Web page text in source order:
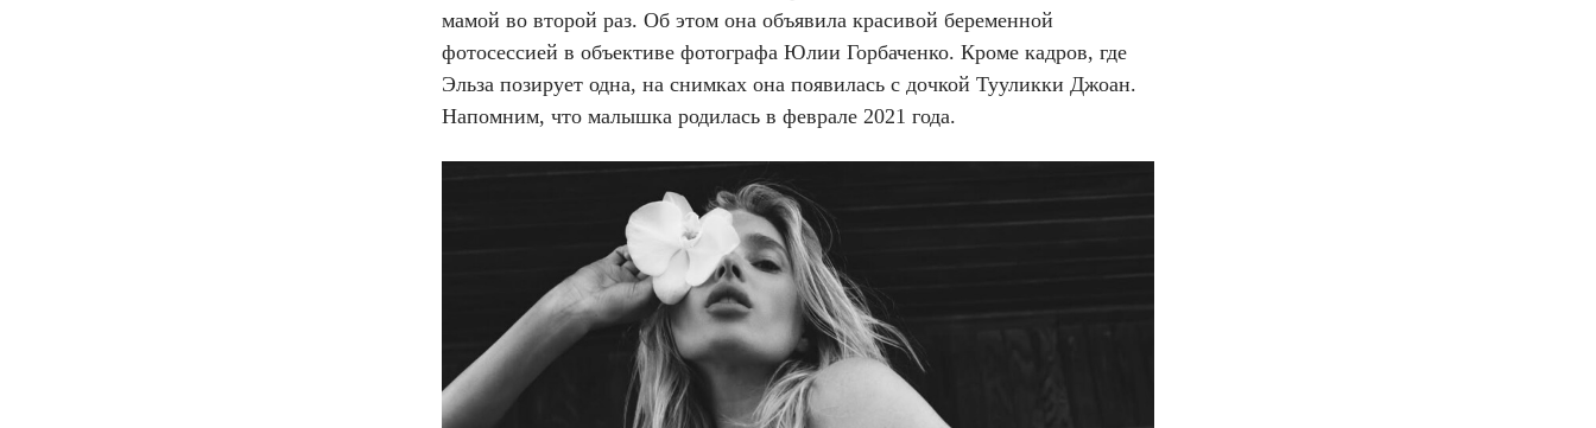
мамой во второй раз. Об этом она объявила красивой беременной
фотосессией в объективе фотографа Юлии Горбаченко. Кроме кадров, где
Эльза позирует одна, на снимках она появилась с дочкой Тууликки Джоан.
Напомним, что малышка родилась в феврале 2021 года.